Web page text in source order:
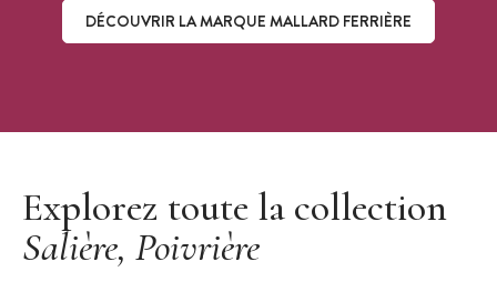
DÉCOUVRIR LA MARQUE MALLARD FERRIÈRE
Explorez toute la collection
Salière, Poivrière